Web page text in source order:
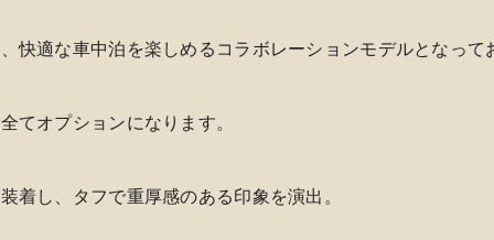
快適な車中泊を楽しめるコラボレーションモデルとなって
てオプションになります。
着し、タフで重厚感のある印象を演出。